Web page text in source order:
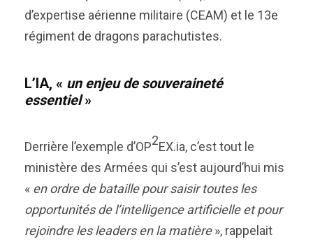
d’expertise aérienne militaire (CEAM) et le 13e
régiment de dragons parachutistes.
L’IA, « un enjeu de souveraineté
essentiel»
Derrière l’exemple d’OP2EX.ia, c’est tout le
ministère des Armées qui s’est aujourd’hui mis
« en ordre de bataille pour saisir toutes les
opportunités de l’intelligence artificielle et pour
rejoindre les leaders en la matière», rappelait